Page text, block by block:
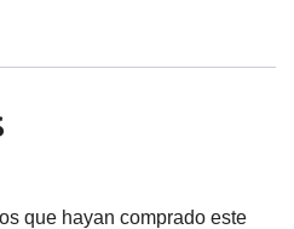
que hayan comprado este